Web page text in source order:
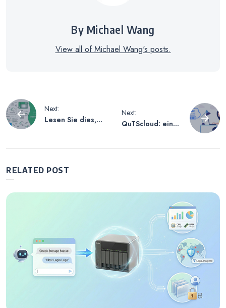
By Michael Wang
View all of Michael Wang's posts.
Beitrags-
Navigation
Next:
Lesen Sie dies,
Sie ein QNAP
Next:
QuTScloud: eine
virtuelle NAS
RELATED POST